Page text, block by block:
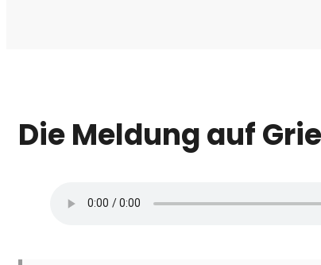
Die Meldung auf